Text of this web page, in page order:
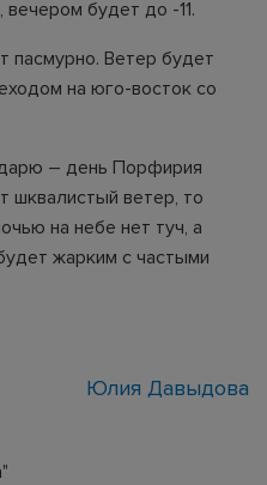
будет до -11.
пасмурно. Ветер будет
на юго-восток со
– день Порфирия
шквалистый ветер, то
на небе нет туч, а
жарким с частыми
Юлия Давыдова